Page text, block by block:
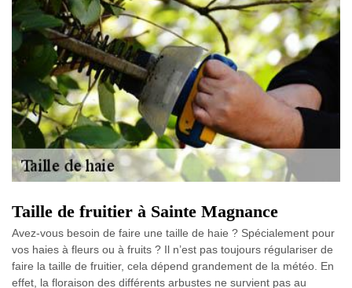
Taille de fruitier à Sainte Magnance
Avez-vous besoin de faire une taille de haie ? Spécialement pour
vos haies à fleurs ou à fruits ? Il n’est pas toujours régulariser de
faire la taille de fruitier, cela dépend grandement de la météo. En
effet, la floraison des différents arbustes ne survient pas au